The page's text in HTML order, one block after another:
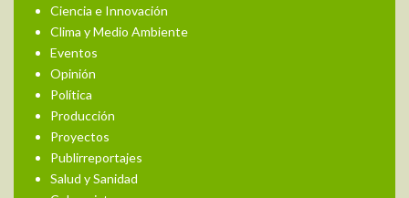
Ciencia e Innovación
Clima y Medio Ambiente
Eventos
Opinión
Política
Producción
Proyectos
Publirreportajes
Salud y Sanidad